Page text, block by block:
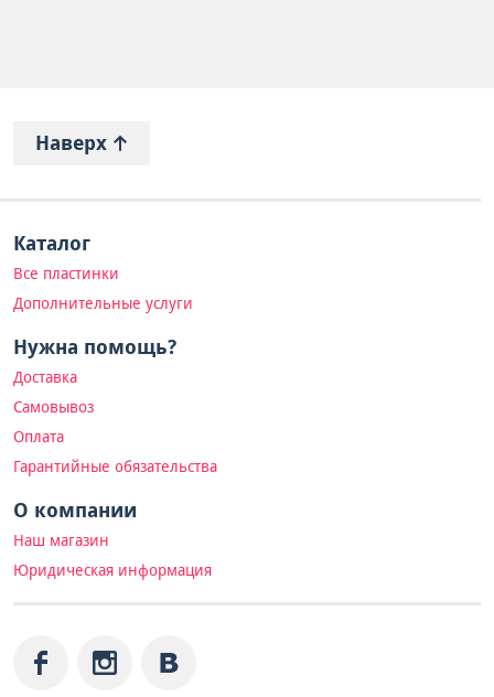
Наверх
Каталог
Все пластинки
Дополнительные услуги
Нужна помощь?
Доставка
Самовывоз
Оплата
Гарантийные обязательства
О компании
Наш магазин
Юридическая информация